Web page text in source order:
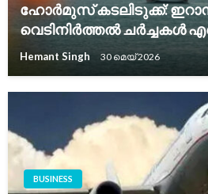
ഹോർമുസ് കടലിടുക്ക്:
വെടിനിർത്തൽ ചർച്ചകൾ
Hemant Singh 30 മെയ്‌ 2026
BUSINESS